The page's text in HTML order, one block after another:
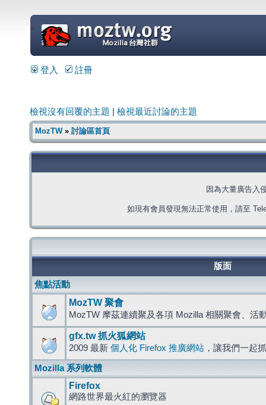
=
登入 註冊
檢視沒有回覆的主題 檢視最近討論的主題
MozTW» 討論區首頁
因為大量廣告入
如現有會員發現無法正常使用，請至
版面
焦點活動
MozTW 聚會
MozTW 摩茲連續聚及各項 Mozilla 相關聚會、活
gfx.tw 抓火狐網站
2009 最新 個人化 Firefox 推廣網站 ，讓我們一起
Mozilla 系列軟體
Firefox
網路世界最火紅的瀏覽器